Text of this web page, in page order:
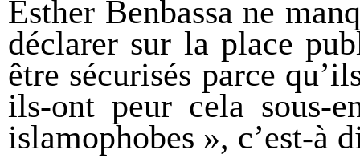
Esther Benbassa ne
déclarer sur la place
être sécurisés parce
ils-ont peur cela sous-
islamophobes », c’est-à